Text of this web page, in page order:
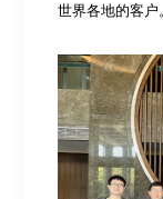
世界各地的客户